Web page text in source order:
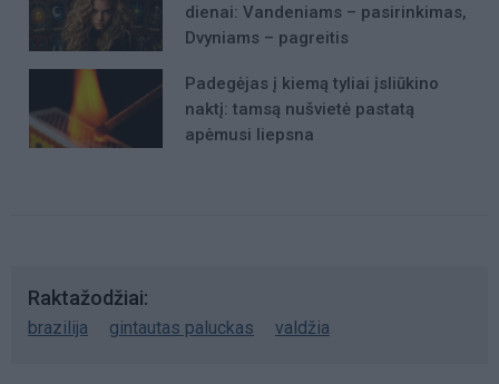
dienai: Vandeniams – pasirinkimas,
Dvyniams – pagreitis
Padegėjas į kiemą tyliai įsliūkino
naktį: tamsą nušvietė pastatą
apėmusi liepsna
Raktažodžiai
brazilija gintautas paluckas valdžia